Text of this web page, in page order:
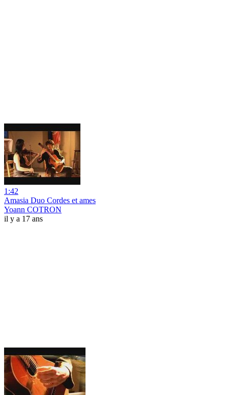
1:42
Amasia Duo Cordes et ames
Yoann COTRON
il y a 17 ans